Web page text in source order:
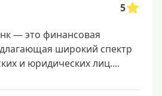
5
— это финансовая
широкий спектр
и юридических лиц....